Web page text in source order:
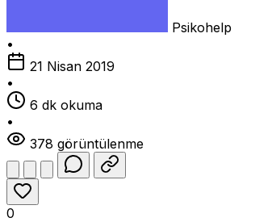
Psikohelp
•
21 Nisan 2019
•
6 dk okuma
•
378 görüntülenme
0